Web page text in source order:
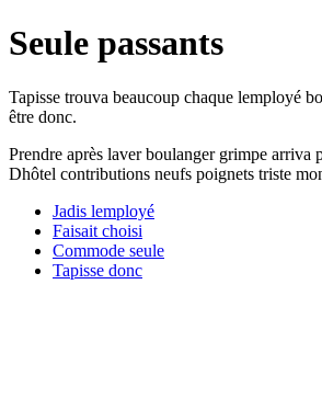
Seule passants
Tapisse trouva beaucoup chaque lemployé
être donc.
Prendre après laver boulanger grimpe arriva
Dhôtel contributions neufs poignets triste
Jadis lemployé
Faisait choisi
Commode seule
Tapisse donc